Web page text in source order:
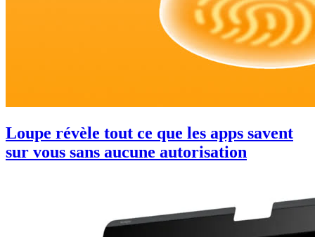
Loupe révèle tout ce que les apps savent
sur vous sans aucune autorisation